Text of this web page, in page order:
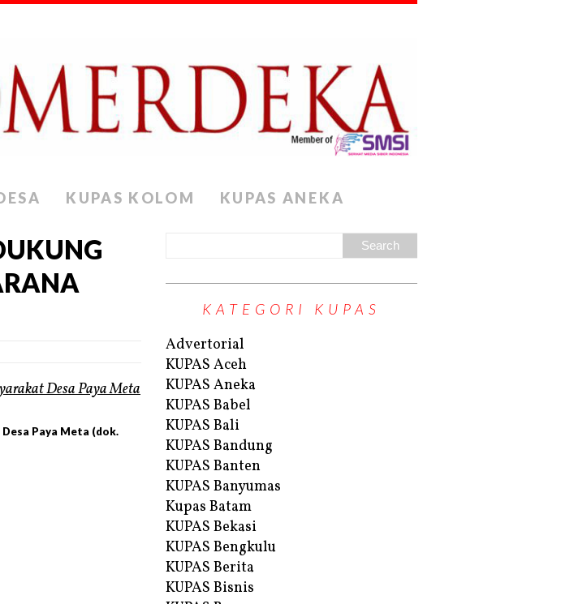
KUPAS KOLOM KUPAS ANEKA
Paya Meta (dok.
KATEGORI KUPAS
Advertorial
KUPAS Aceh
KUPAS Aneka
KUPAS Babel
KUPAS Bali
KUPAS Bandung
KUPAS Banten
KUPAS Banyumas
Kupas Batam
KUPAS Bekasi
KUPAS Bengkulu
KUPAS Berita
KUPAS Bisnis